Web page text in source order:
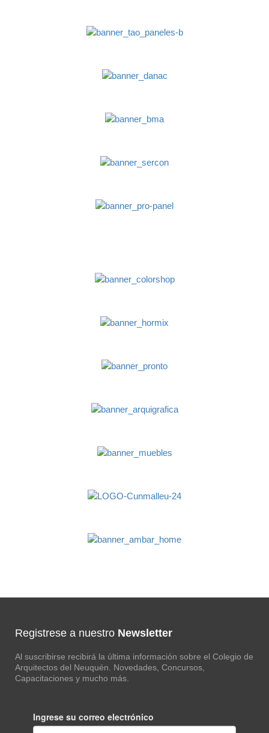
Registrese a nuestro Newsletter
Al suscribirse recibirá la última información sobre el Colegio de
Arquitectos del Neuquén. Novedades, Concursos,
Capacitaciones y mucho más.